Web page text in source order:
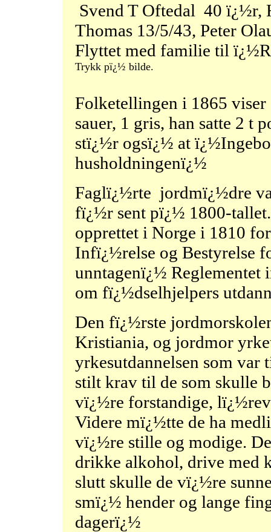
Svend T Oftedal 40 ï¿½r,
Thomas 13/5/43, Peter
Flyttet med familie til
Trykk pï¿½ bilde.
Folketellingen i 1865 viser
sauer, 1 gris, han satte 2 t
stï¿½r ogsï¿½ at
husholdningenï¿½
Faglï¿½rte jordmï¿½dre
fï¿½r sent pï¿½ 1800-
opprettet i Norge i 1810
Infï¿½relse og Bestyrelse
unntagenï¿½ Reglementet
om fï¿½dselhjelpers
Den fï¿½rste
Kristiania, og jordmor
yrkesutdannelsen som
stilt krav til de som skulle
vï¿½re forstandige,
Videre mï¿½tte de ha
vï¿½re stille og modige.
drikke alkohol, drive med
slutt skulle de vï¿½re
smï¿½ hender og lange
dagerï¿½